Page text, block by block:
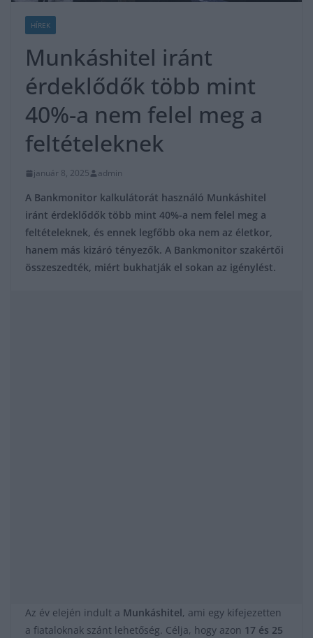
HÍREK
Munkáshitel iránt
érdeklődők több mint
40%-a nem felel meg a
feltételeknek
január 8, 2025 admin
A Bankmonitor kalkulátorát használó Munkáshitel
iránt érdeklődők több mint 40%-a nem felel meg a
feltételeknek, és ennek legfőbb oka nem az életkor,
hanem más kizáró tényezők. A Bankmonitor szakértői
összeszedték, miért bukhatják el sokan az igénylést.
Az év elején indult a Munkáshitel, ami egy kifejezetten
a fiataloknak szánt lehetőség. Célja, hogy azon 17 és 25